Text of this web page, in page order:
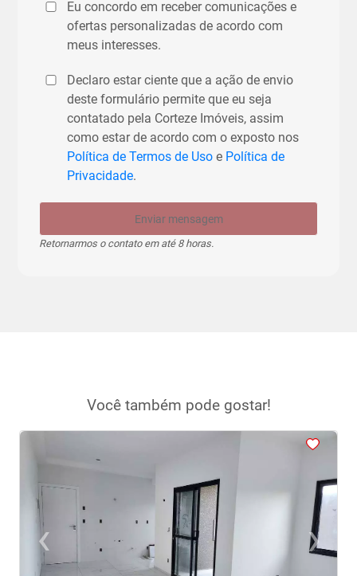
Eu concordo em receber comunicações e
ofertas personalizadas de acordo com
meus interesses.
Declaro estar ciente que a ação de envio
deste formulário permite que eu seja
contatado pela Corteze Imóveis, assim
como estar de acordo com o exposto nos
Política de Termos de Uso e Política de
Privacidade.
Enviar mensagem
Retornarmos o contato em até 8 horas.
Você também pode gostar!
‹Previous ›
Next